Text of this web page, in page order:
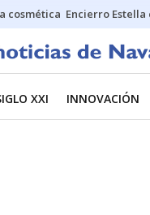
cosmética Encierro
XXI INNOVACIÓN